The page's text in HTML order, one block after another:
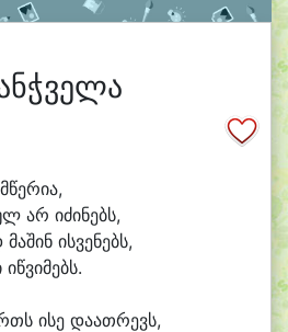
რია,
არ იძინებს,
შინ ისვენებს,
იწვიმებს.
ისე დაათრევს,